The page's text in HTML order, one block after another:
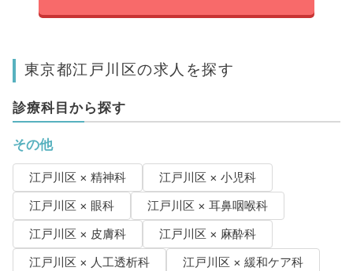
東京都江戸川区の求人を探す
診療科目から探す
その他
江戸川区 × 精神科
江戸川区 × 小児科
江戸川区 × 眼科
江戸川区 × 耳鼻咽喉科
江戸川区 × 皮膚科
江戸川区 × 麻酔科
江戸川区 × 人工透析科
江戸川区 × 緩和ケア科